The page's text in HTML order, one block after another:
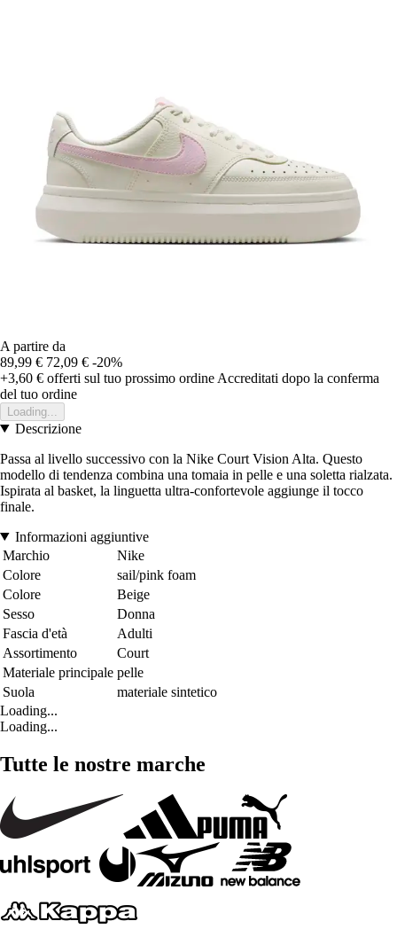
A partire da
89,99 € 72,09 € -20%
+3,60 € offerti sul tuo prossimo ordine Accreditati dopo la conferma
del tuo ordine
Loading...
Descrizione
Passa al livello successivo con la Nike Court Vision Alta. Questo
modello di tendenza combina una tomaia in pelle e una soletta rialzata.
Ispirata al basket, la linguetta ultra-confortevole aggiunge il tocco
finale.
Informazioni aggiuntive
Marchio
Nike
Colore
sail/pink foam
Colore
Beige
Sesso
Donna
Fascia d'età
Adulti
Assortimento
Court
Materiale principale pelle
Suola
materiale sintetico
Loading...
Loading...
Tutte le nostre marche